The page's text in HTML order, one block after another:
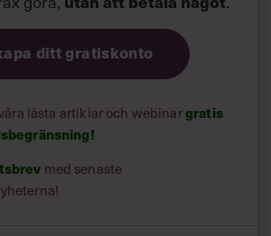
ditt gratiskonto
låsta artiklar och webinargratis
med senaste